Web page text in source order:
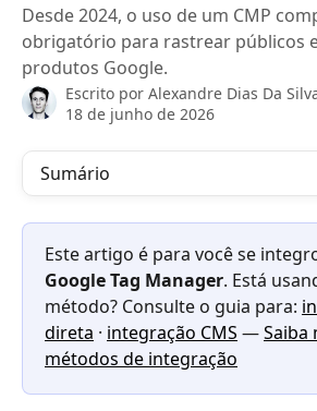
Desde 2024, o uso de um CMP
obrigatório para rastrear públicos
produtos Google.
Escrito por Alexandre Dias Da
18 de junho de 2026
Sumário
Este artigo é para você se
Google Tag Manager. Está
método? Consulte o guia para:
direta · integração CMS — Saiba
métodos de integração